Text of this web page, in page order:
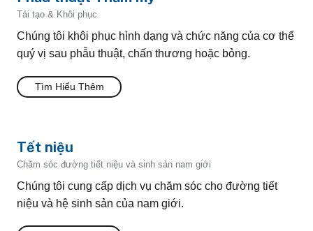
Tái tạo & Khôi phục
Chúng tôi khôi phục hình dạng và chức năng của cơ thể
quý vị sau phẫu thuật, chấn thương hoặc bỏng.
Tìm Hiểu Thêm
Tết niệu
Chăm sóc đường tiết niệu và sinh sản nam giới
Chúng tôi cung cấp dịch vụ chăm sóc cho đường tiết
niệu và hệ sinh sản của nam giới.